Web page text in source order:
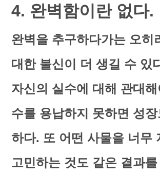
4. 완벽함이란 없다.
완벽을 추구하다가는 오히
대한 불신이 더 생길 수 있
자신의 실수에 대해 관대해
수를 용납하지 못하면 성
하다. 또 어떤 사물을 너무
고민하는 것도 같은 결과